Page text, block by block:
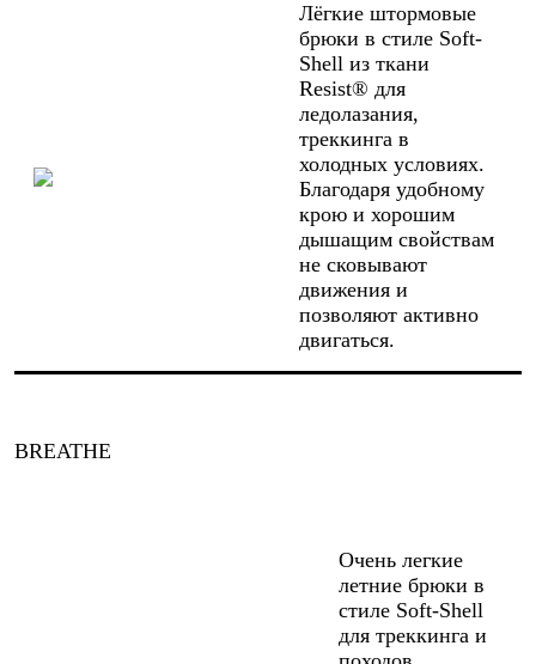
Лёгкие штормовые
брюки в стиле Soft-
Shell из ткани
Resist® для
ледолазания,
треккинга в
холодных условиях.
Благодаря удобному
крою и хорошим
дышащим свойствам
не сковывают
движения и
позволяют активно
двигаться.
BREATHE
Очень легкие
летние брюки в
стиле Soft-Shell
для треккинга и